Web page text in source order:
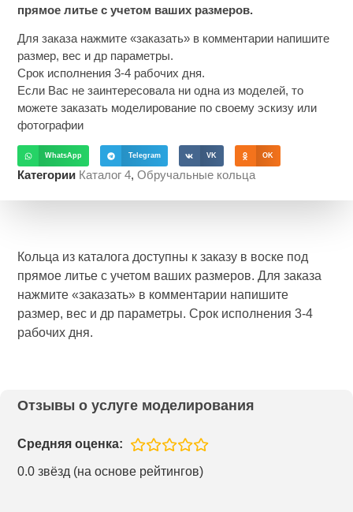
прямое литье с учетом ваших размеров.
Для заказа нажмите «заказать» в комментарии напишите
размер, вес и др параметры.
Срок исполнения 3-4 рабочих дня.
Если Вас не заинтересовала ни одна из моделей, то
можете заказать моделирование по своему эскизу или
фотографии
WhatsApp Telegram VK OK
Категории Каталог 4,Обручальные кольца
Кольца из каталога доступны к заказу в воске под
прямое литье с учетом ваших размеров. Для заказа
нажмите «заказать» в комментарии напишите
размер, вес и др параметры. Срок исполнения 3-4
рабочих дня.
Отзывы о услуге моделирования
Средняя оценка:
0.0 звёзд (на основе рейтингов)